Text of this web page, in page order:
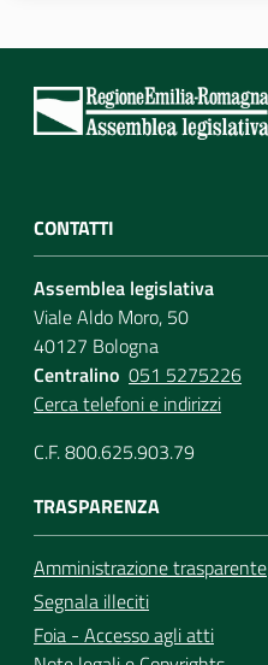
CONTATTI
Assemblea legislativa
Viale Aldo Moro, 50
40127 Bologna
Centralino 051 5275226
Cerca telefoni e indirizzi
C.F. 800.625.903.79
TRASPARENZA
Amministrazione trasparente
Segnala illeciti
Foia - Accesso agli atti